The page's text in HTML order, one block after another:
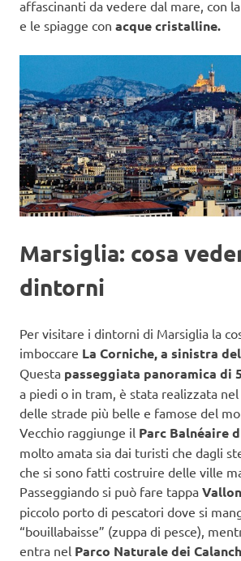
affascinanti da vedere dal mare, con
e le spiagge con acque cristalline.
Marsiglia: cosa
dintorni
Per visitare i dintorni di Marsiglia la
imboccare La Corniche, a sinistra
Questa passeggiata panoramica di
a piedi o in tram, è stata realizzata
delle strade più belle e famose del
Vecchio raggiunge il Parc Balnéaire
molto amata sia dai turisti che dagli
che si sono fatti costruire delle ville
Passeggiando si può fare tappa
piccolo porto di pescatori dove si
“bouillabaisse” (zuppa di pesce),
entra nel Parco Naturale dei